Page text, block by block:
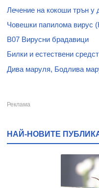
Лечение на кокоши трън у
Човешки папилома вирус
B07 Вирусни брадавици
Билки и естествени
Дива маруля, Бодлива
НАЙ-НОВИТЕ